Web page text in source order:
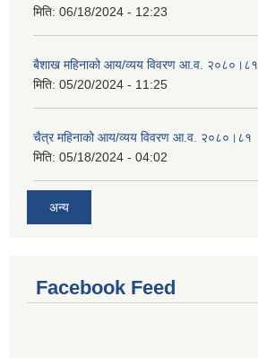
मिति: 06/18/2024 - 12:23
बैशाख महिनाको आय/व्यय विवरण आ.व. २०८०।८१
मिति: 05/20/2024 - 11:25
चैत्र महिनाको आय/व्यय विवरण आ.व. २०८०।८१
मिति: 05/18/2024 - 04:02
अन्य
Facebook Feed